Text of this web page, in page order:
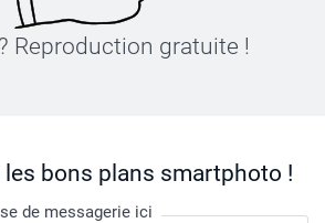
Reproduction gratuite !
les bons plans smartphoto !
de messagerie ici